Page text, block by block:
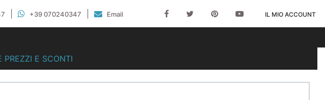
+39 070240347 Email IL MIO ACCOUNT
PREZZI E SCONTI